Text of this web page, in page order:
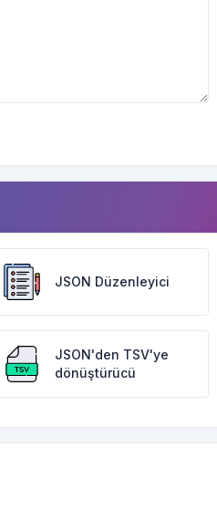
JSON Düzenleyici
JSON'den TSV'ye
dönüştürücü